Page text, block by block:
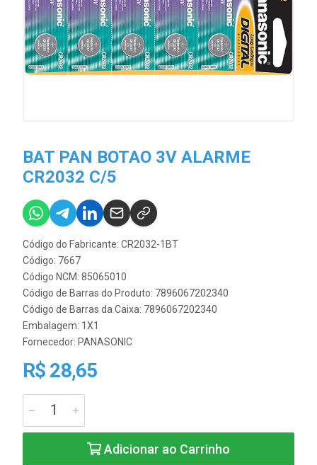
BAT PAN BOTAO 3V ALARME
CR2032 C/5
Código do Fabricante: CR2032-1BT
Código: 7667
Código NCM: 85065010
Código de Barras do Produto: 7896067202340
Código de Barras da Caixa: 7896067202340
Embalagem: 1X1
Fornecedor: PANASONIC
R$ 28,65
Adicionar ao Carrinho